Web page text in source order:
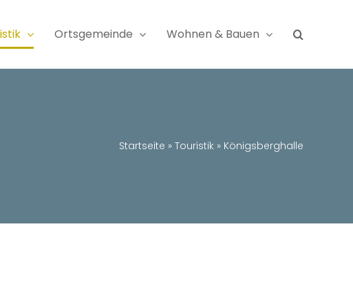
Ortsgemeinde Wohnen & Bauen
Startseite » Touristik » Königsberghalle